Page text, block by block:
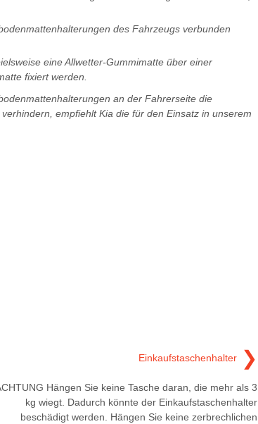
des Fahrzeugs verbunden
eine Allwetter-Gummimatte über einer
fixiert werden.
an der Fahrerseite die
empfiehlt Kia die für den Einsatz in unserem
Einkaufstaschenhalter ❯
Hängen Sie keine Tasche daran, die mehr als 3
kg wiegt. Dadurch könnte der Einkaufstaschenhalter
beschädigt werden. Hängen Sie keine zerbrechlichen